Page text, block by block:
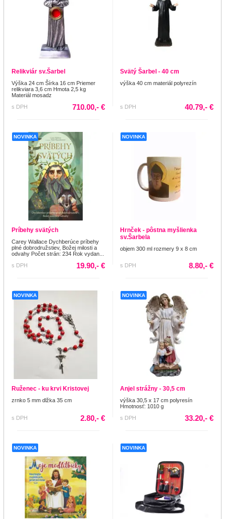
Relikviár sv.Šarbel
Výška 24 cm Šírka 16 cm Priemer
relikviara 3,6 cm Hmota 2,5 kg
Materiál mosadz
s DPH
710.00,- €
Svätý Šarbel - 40 cm
výška 40 cm materiál polyrezín
s DPH 40.79,- €
NOVINKA
Príbehy svätých
Carey Wallace Dychberúce príbehy
plné dobrodružstiev, Božej milosti a
odvahy Počet strán: 234 Rok vydan...
s DPH
19.90,- €
NOVINKA
Hrnček - pôstna myšlienka
sv.Šarbela
objem 300 ml rozmery 9 x 8 cm
s DPH 8.80,- €
NOVINKA
Ruženec - ku krvi Kristovej
zrnko 5 mm dlžka 35 cm
s DPH 2.80,- €
NOVINKA
Anjel strážny - 30,5 cm
výška 30,5 x 17 cm polyresín
Hmotnosť: 1010 g
s DPH
33.20,- €
NOVINKA NOVINKA